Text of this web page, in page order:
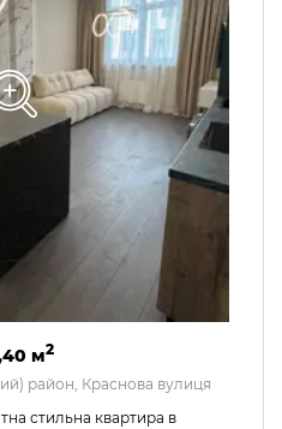
м2
район, Краснова вулиця
стильна квартира в